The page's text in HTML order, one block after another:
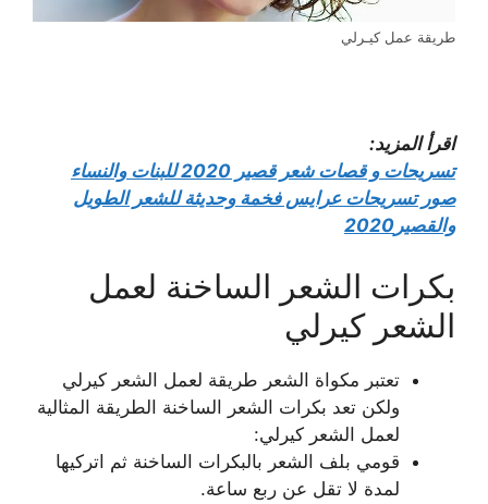
طريقة عمل كيـرلي
اقرأ المزيد:
تسريحات و قصات شعر قصير 2020 للبنات والنساء
صور تسريحات عرايس فخمة وحديثة للشعر الطويل
والقصير2020
بكرات الشعر الساخنة لعمل
الشعر كيرلي
تعتبر مكواة الشعر طريقة لعمل الشعر كيرلي
ولكن تعد بكرات الشعر الساخنة الطريقة المثالية
لعمل الشعر كيرلي:
قومي بلف الشعر بالبكرات الساخنة ثم اتركيها
لمدة لا تقل عن ربع ساعة.